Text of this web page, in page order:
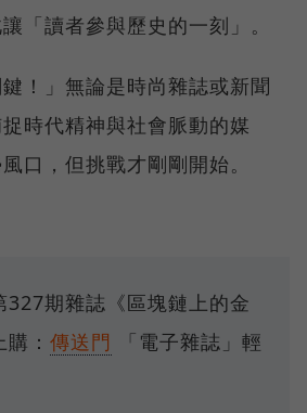
「讀者參與歷史的一刻」。
鍵！」無論是時尚雜誌或新聞
時代精神與社會脈動的媒
口，但挑戰才剛剛開始。
327期雜誌《區塊鏈上的金
： 傳送門
「電子雜誌」輕